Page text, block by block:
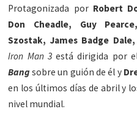
Protagonizada por Robert
Don Cheadle, Guy
Szostak, James Badge Dale,
Iron Man 3está dirigida por
Bang sobre un guión de él y
en los últimos días de abril y
nivel mundial.